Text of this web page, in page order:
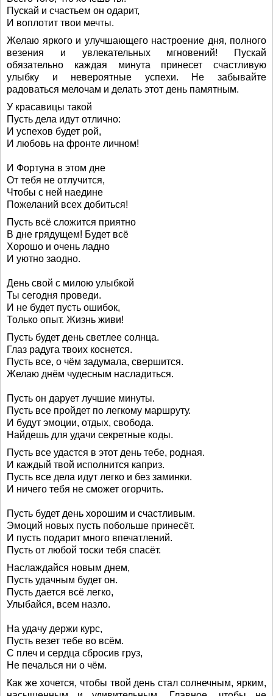
Пускай и счастьем он одарит,
И воплотит твои мечты.
Желаю яркого и улучшающего настроение дня, полного
везения и увлекательных мгновений! Пускай
обязательно каждая минута принесет счастливую
улыбку и невероятные успехи. Не забывайте
радоваться мелочам и делать этот день памятным.
У красавицы такой
Пусть дела идут отлично:
И успехов будет рой,
И любовь на фронте личном!
И Фортуна в этом дне
От тебя не отлучится,
Чтобы с ней наедине
Пожеланий всех добиться!
Пусть всё сложится приятно
В дне грядущем! Будет всё
Хорошо и очень ладно
И уютно заодно.
День свой с милою улыбкой
Ты сегодня проведи.
И не будет пусть ошибок,
Только опыт. Жизнь живи!
Пусть будет день светлее солнца.
Глаз радуга твоих коснется.
Пусть все, о чём задумала, свершится.
Желаю днём чудесным насладиться.
Пусть он дарует лучшие минуты.
Пусть все пройдет по легкому маршруту.
И будут эмоции, отдых, свобода.
Найдешь для удачи секретные коды.
Пусть все удастся в этот день тебе, родная.
И каждый твой исполнится каприз.
Пусть все дела идут легко и без заминки.
И ничего тебя не сможет огорчить.
Пусть будет день хорошим и счастливым.
Эмоций новых пусть побольше принесёт.
И пусть подарит много впечатлений.
Пусть от любой тоски тебя спасёт.
Наслаждайся новым днем,
Пусть удачным будет он.
Пусть дается всё легко,
Улыбайся, всем назло.
На удачу держи курс,
Пусть везет тебе во всём.
С плеч и сердца сбросив груз,
Не печалься ни о чём.
Как же хочется, чтобы твой день стал солнечным, ярким,